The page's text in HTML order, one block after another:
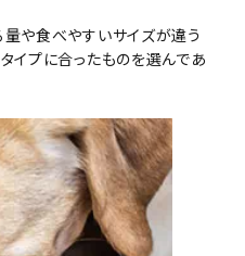
量や食べやすいサイズが違う
イプに合ったものを選んであ